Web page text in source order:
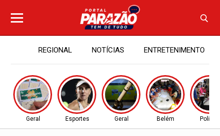
REGIONAL NOTÍCIAS ENTRETENIMENTO
Geral Esportes Geral Belém Política